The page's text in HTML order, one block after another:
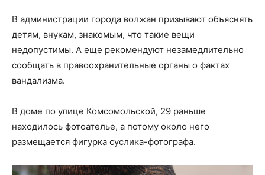
В администрации города волжан призывают объяснять
детям, внукам, знакомым, что такие вещи
недопустимы. А еще рекомендуют незамедлительно
сообщать в правоохранительные органы о фактах
вандализма.
В доме по улице Комсомольской, 29 раньше
находилось фотоателье, а потому около него
размещается фигурка суслика-фотографа.